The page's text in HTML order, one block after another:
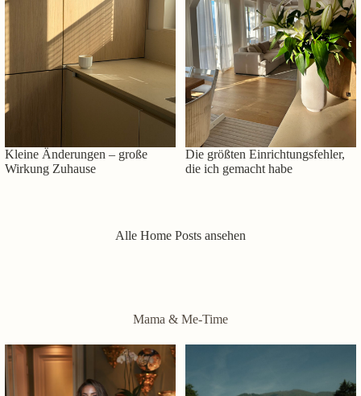
Kleine Änderungen – große
Wirkung Zuhause
Die größten Einrichtungsfehler,
die ich gemacht habe
Alle Home Posts ansehen
Mama & Me-Time